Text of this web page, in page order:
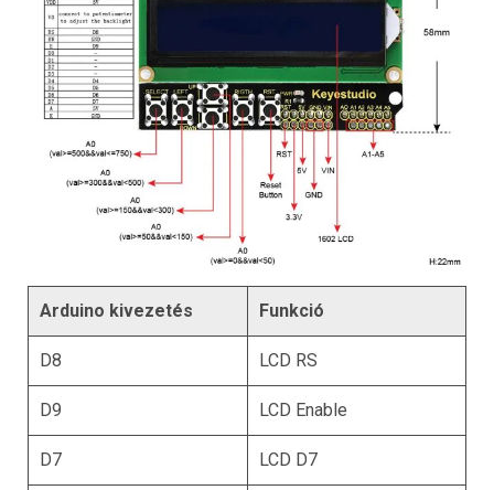
Arduino kivezetés Funkció
D8 LCD RS
D9 LCD Enable
D7 LCD D7